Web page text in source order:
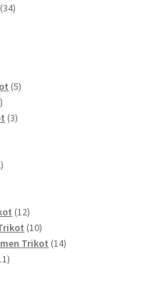
3434
55
54
Produkte
33
2
1212
Produkte
1010
Produkte
Trikot 1414
11